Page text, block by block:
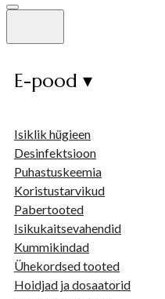
E-pood ▾
Isiklik hügieen
Desinfektsioon
Puhastuskeemia
Koristustarvikud
Pabertooted
Isikukaitsevahendid
Kummikindad
Ühekordsed tooted
Hoidjad ja dosaatorid